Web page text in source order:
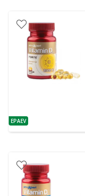
nõuanne
EPAEV